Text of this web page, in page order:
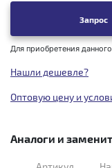
Запрос
Для приобретения
Нашли дешевле?
Оптовую цену и
Аналоги и